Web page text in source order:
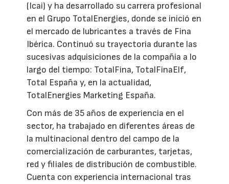
(Icai) y ha desarrollado su carrera profesional
en el Grupo TotalEnergies, donde se inició en
el mercado de lubricantes a través de Fina
Ibérica. Continuó su trayectoria durante las
sucesivas adquisiciones de la compañía a lo
largo del tiempo: TotalFina, TotalFinaElf,
Total España y, en la actualidad,
TotalEnergies Marketing España.
Con más de 35 años de experiencia en el
sector, ha trabajado en diferentes áreas de
la multinacional dentro del campo de la
comercialización de carburantes, tarjetas,
red y filiales de distribución de combustible.
Cuenta con experiencia internacional tras